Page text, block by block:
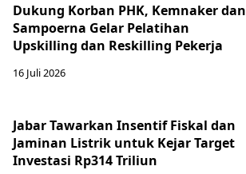
Dukung Korban PHK, Kemnaker dan
Sampoerna Gelar Pelatihan
Upskilling dan Reskilling Pekerja
16 Juli 2026
Jabar Tawarkan Insentif Fiskal dan
Jaminan Listrik untuk Kejar Target
Investasi Rp314 Triliun